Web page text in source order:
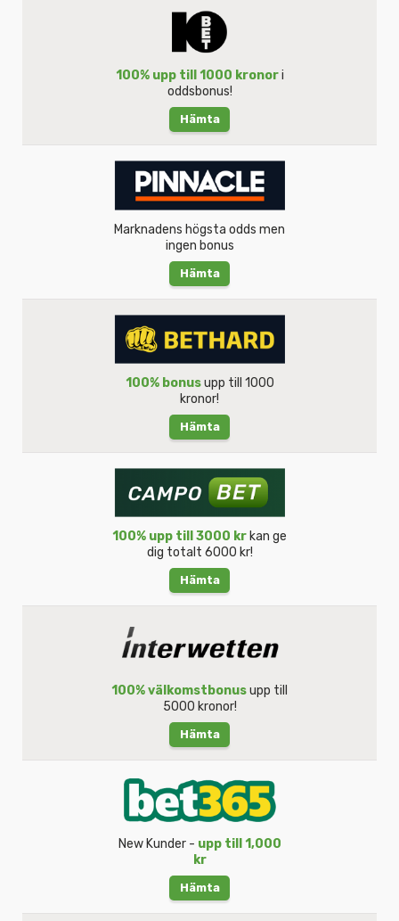
100% upp till 1000 kronori
oddsbonus!
Hämta
Marknadens högsta odds men
ingen bonus
Hämta
100% bonusupp till 1000
kronor!
Hämta
100% upp till 3000 krkan ge
dig totalt 6000 kr!
Hämta
100% välkomstbonusupp till
5000 kronor!
Hämta
New Kunder - upp till 1,000
kr
Hämta